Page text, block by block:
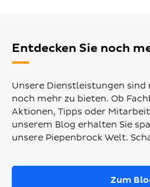
Entdecken Sie noch
Unsere Dienstleistungen sind
noch mehr zu bieten. Ob
Aktionen, Tipps oder
unserem Blog erhalten Sie
unsere Piepenbrock Welt.
Zum